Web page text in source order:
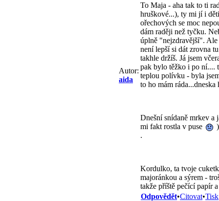
Autor:
aida
To Maja - aha tak to ti
hruškové...), ty mi jí i
ořechových se moc
dám raději než tyčku.
úplně "nejzdravější".
není lepší si dát zrovna
takhle držíš. Já jsem
pak bylo těžko i po ní....
teplou polívku - byla
to ho mám
Dnešní snídaně mrkev a
mi fakt rostla v puse
.
Kordulko, ta tvoje
majoránkou a sýrem -
takže příště pečící papír
Odpovědět•Citovat•Tisk